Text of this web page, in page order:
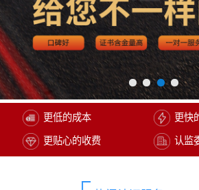
更低的成本 更快
更贴心的收费 认监